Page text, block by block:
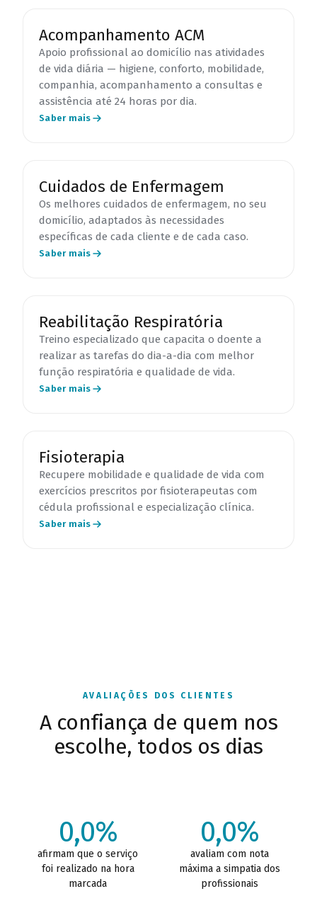
Acompanhamento ACM
Apoio profissional ao domicílio nas atividades
de vida diária — higiene, conforto, mobilidade,
companhia, acompanhamento a consultas e
assistência até 24 horas por dia.
Saber mais
Cuidados de Enfermagem
Os melhores cuidados de enfermagem, no seu
domicílio, adaptados às necessidades
específicas de cada cliente e de cada caso.
Saber mais
Reabilitação Respiratória
Treino especializado que capacita o doente a
realizar as tarefas do dia-a-dia com melhor
função respiratória e qualidade de vida.
Saber mais
Fisioterapia
Recupere mobilidade e qualidade de vida com
exercícios prescritos por fisioterapeutas com
cédula profissional e especialização clínica.
Saber mais
AVALIAÇÕES DOS CLIENTES
A confiança de quem nos
escolhe, todos os dias
0,0%
afirmam que o serviço
foi realizado na hora
marcada
0,0%
avaliam com nota
máxima a simpatia dos
profissionais